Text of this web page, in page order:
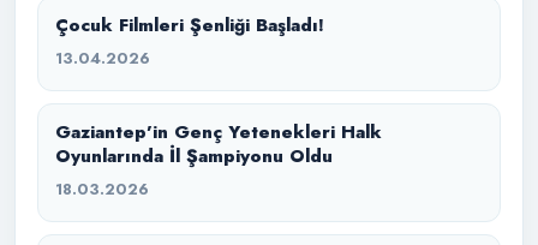
Çocuk Filmleri Şenliği Başladı!
13.04.2026
Gaziantep’in Genç Yetenekleri Halk
Oyunlarında İl Şampiyonu Oldu
18.03.2026